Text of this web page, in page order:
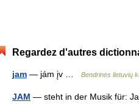
Regardez d'autres
jam — jám įv … Bendrinės lietuvių
JAM — steht in der Musik für: